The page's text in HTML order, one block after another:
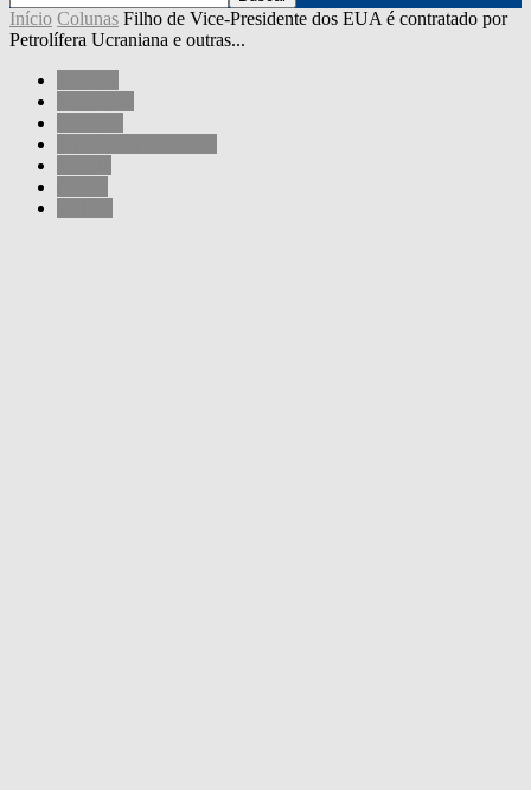
Início Colunas Filho de Vice-Presidente dos EUA é contratado por
Petrolífera Ucraniana e outras...